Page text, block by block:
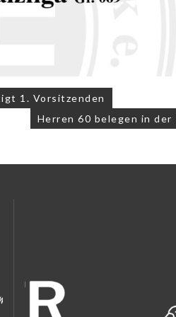
1. Vorsitzenden
Herren 60 belegen in